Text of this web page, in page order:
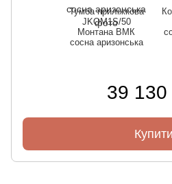
Тумба приліжкова
JKOM1S/50
Монтана ВМК
сосна аризонська
39 130
Купити